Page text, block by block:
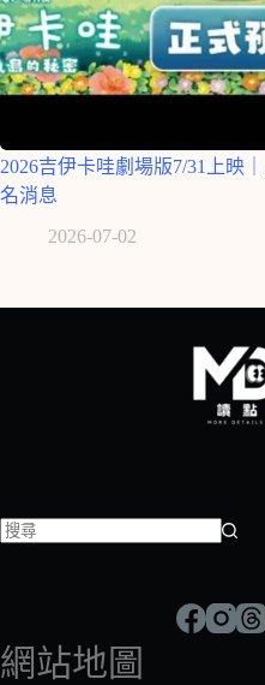
2026吉伊卡哇劇場版7/31上映
名消息
2026-07-02
符
合
網站地圖